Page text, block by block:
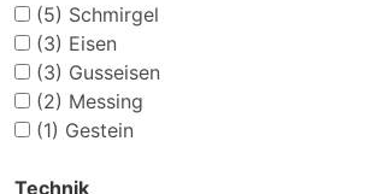
(5) Schmirgel
(3) Eisen
(3) Gusseisen
(2) Messing
(1) Gestein
Technik